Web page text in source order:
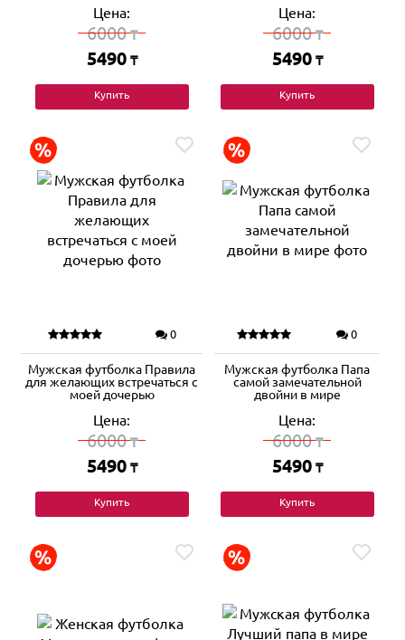
Цена:
6000₸
5490 ₸
Купить
Цена:
6000₸
5490 ₸
Купить
0
Мужская футболка Правила
для желающих встречаться с
моей дочерью
Цена:
6000₸
5490 ₸
Купить
0
Мужская футболка Папа
самой замечательной
двойни в мире
Цена:
6000₸
5490 ₸
Купить